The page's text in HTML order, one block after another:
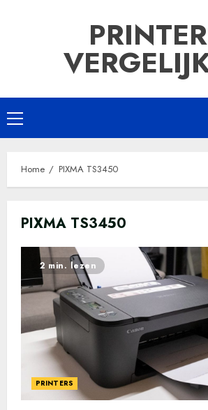
Primair
menu
Home PIXMA TS3450
PIXMA TS3450
2 min. lezen
PRINTERS